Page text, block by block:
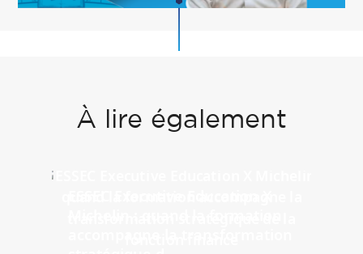
À lire également